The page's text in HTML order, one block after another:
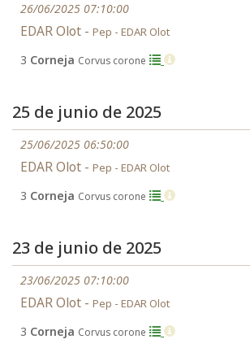
26/06/2025 07:10:00
EDAR Olot - Pep - EDAR Olot
3 Corneja Corvus corone
25 de junio de 2025
25/06/2025 06:50:00
EDAR Olot - Pep - EDAR Olot
3 Corneja Corvus corone
23 de junio de 2025
23/06/2025 07:10:00
EDAR Olot - Pep - EDAR Olot
3 Corneja Corvus corone